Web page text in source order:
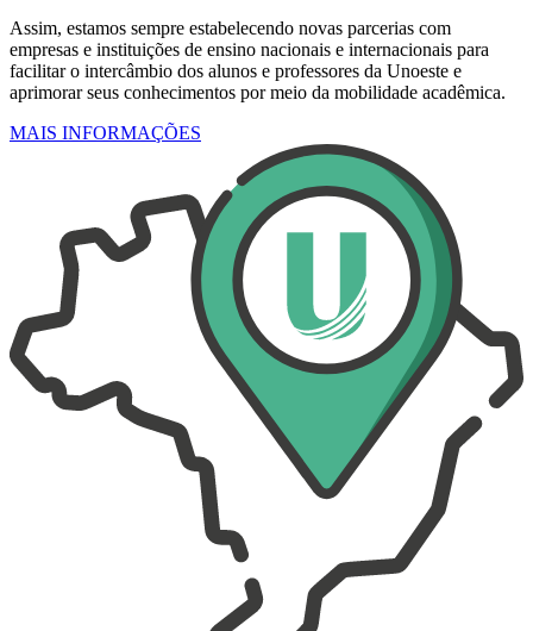
Assim, estamos sempre estabelecendo novas parcerias com
empresas e instituições de ensino nacionais e internacionais para
facilitar o intercâmbio dos alunos e professores da Unoeste e
aprimorar seus conhecimentos por meio da mobilidade acadêmica.
MAIS INFORMAÇÕES